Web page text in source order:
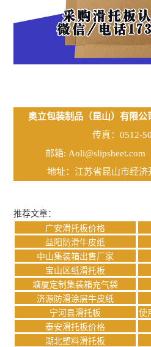
奥立包装制品（昆山）有限公
传真：0512-
邮箱: Aoli@slipsheet.com
地址：江苏省昆山市经济
推荐文章：
广安滑托板价格
益阳防滑牛皮纸
中山集装箱出售厂家
宝山区纸滑托板
塘厦定制集装箱充气袋
济源防滑涂层牛皮纸
宁河县滑托板
使
泰安滑托板价格
湖北塑料滑托板